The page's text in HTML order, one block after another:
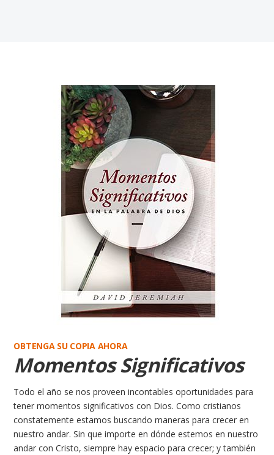
OBTENGA SU COPIA AHORA
Momentos Significativos
Todo el año se nos proveen incontables oportunidades para
tener momentos significativos con Dios. Como cristianos
constatemente estamos buscando maneras para crecer en
nuestro andar. Sin que importe en dónde estemos en nuestro
andar con Cristo, siempre hay espacio para crecer; y también